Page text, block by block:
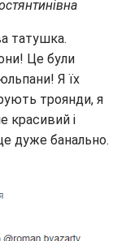
татушка.
Це були
Я їх
троянди, я
красивий і
дуже банально.